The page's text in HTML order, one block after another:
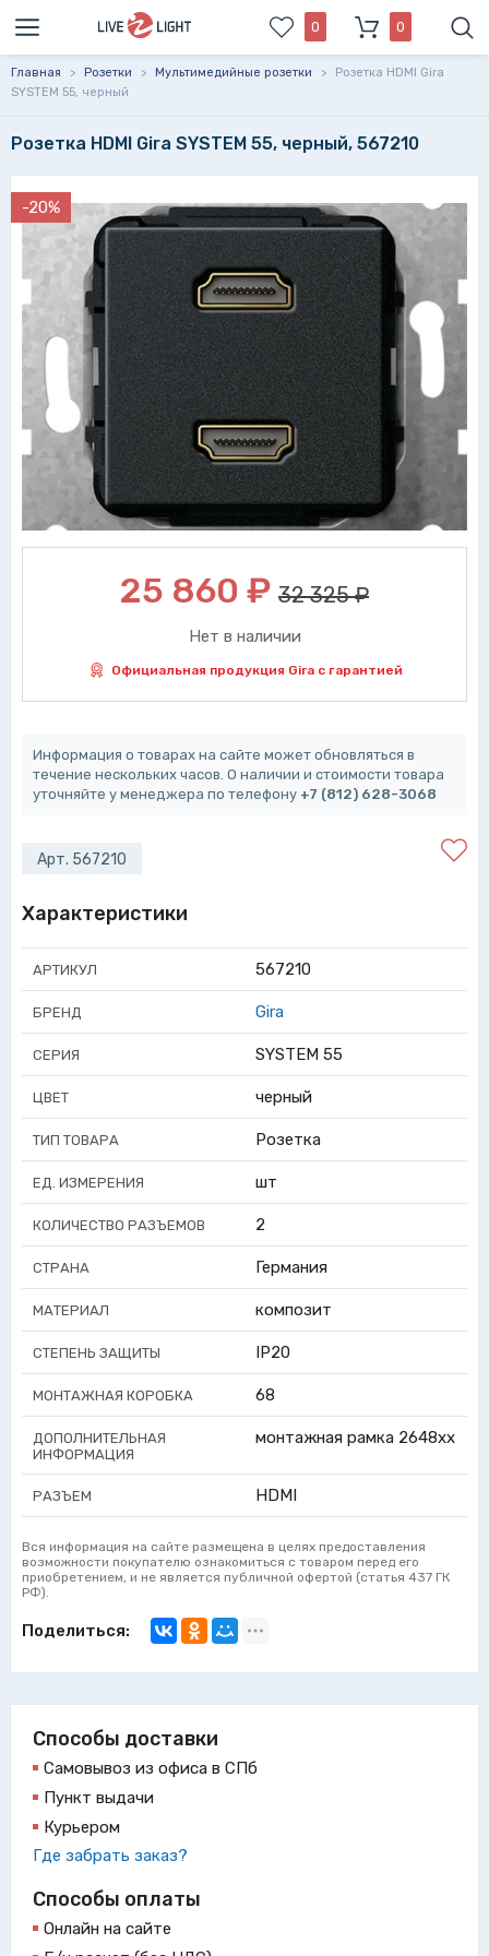
0 0
Главная > Розетки > Мультимедийные розетки >
Розетка HDMI Gira
SYSTEM 55, черный
Розетка HDMI Gira SYSTEM 55, черный, 567210
-20%
25 860 ₽ 32 325 ₽
Нет в наличии
Официальная продукция Gira с гарантией
Информация о товарах на сайте может обновляться в
течение нескольких часов. О наличии и стоимости товара
уточняйте у менеджера по телефону +7 (812) 628-3068
Арт. 567210
Характеристики
АРТИКУЛ 567210
БРЕНД Gira
СЕРИЯ SYSTEM 55
ЦВЕТ черный
ТИП ТОВАРА Розетка
ЕД. ИЗМЕРЕНИЯ шт
КОЛИЧЕСТВО РАЗЪЕМОВ 2
СТРАНА Германия
МАТЕРИАЛ композит
СТЕПЕНЬ ЗАЩИТЫ IP20
МОНТАЖНАЯ КОРОБКА 68
ДОПОЛНИТЕЛЬНАЯ
ИНФОРМАЦИЯ
монтажная рамка 2648хх
РАЗЪЕМ HDMI
Вся информация на сайте размещена в целях предоставления
возможности покупателю ознакомиться с товаром перед его
приобретением, и не является публичной офертой (статья 437 ГК
РФ).
Поделиться:
Способы доставки
Самовывоз из офиса в СПб
Пункт выдачи
Курьером
Где забрать заказ?
Способы оплаты
Онлайн на сайте